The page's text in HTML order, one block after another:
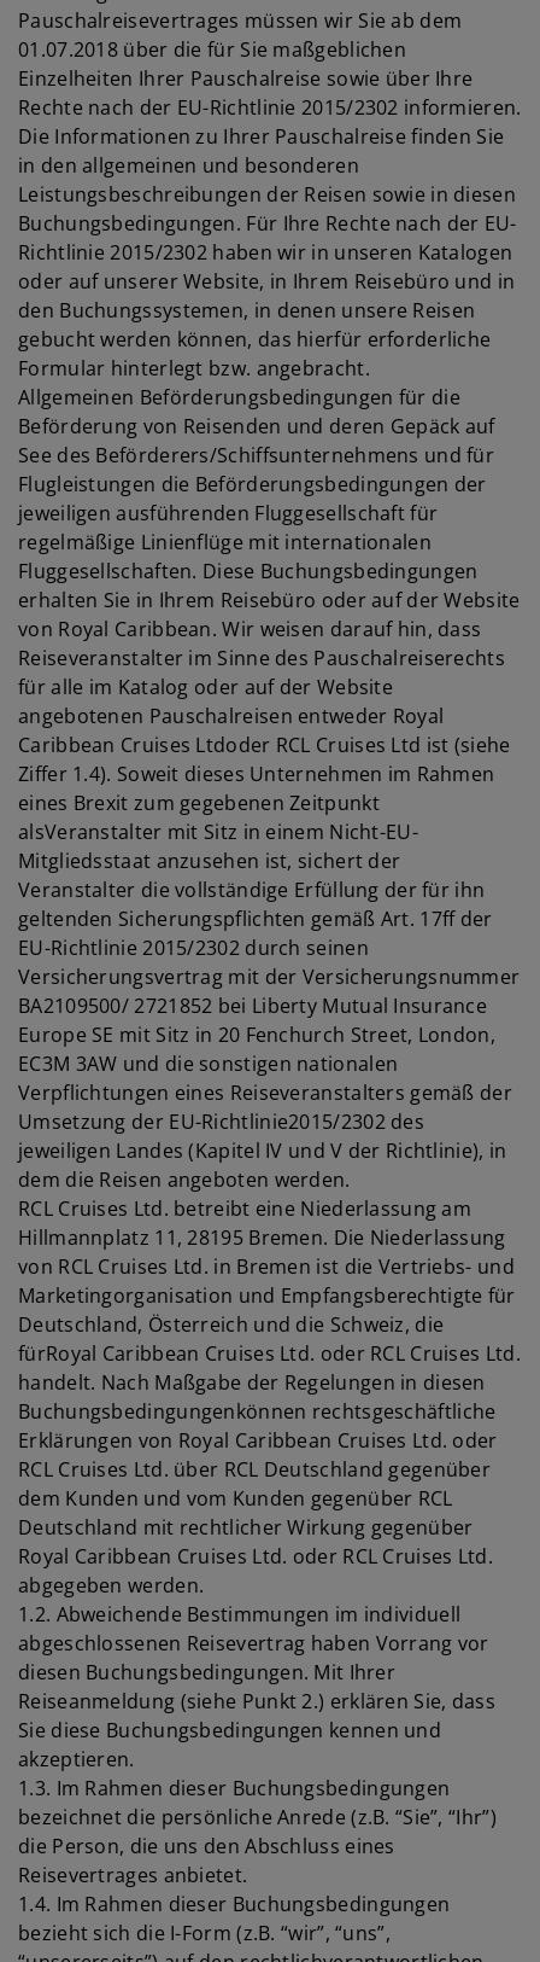
Pauschalreisevertrages müssen wir Sie ab dem
01.07.2018 über die für Sie maßgeblichen
Einzelheiten Ihrer Pauschalreise sowie über Ihre
Rechte nach der EU-Richtlinie 2015/2302 informieren.
Die Informationen zu Ihrer Pauschalreise finden Sie
in den allgemeinen und besonderen
Leistungsbeschreibungen der Reisen sowie in diesen
Buchungsbedingungen. Für Ihre Rechte nach der EU-
Richtlinie 2015/2302 haben wir in unseren Katalogen
oder auf unserer Website, in Ihrem Reisebüro und in
den Buchungssystemen, in denen unsere Reisen
gebucht werden können, das hierfür erforderliche
Formular hinterlegt bzw. angebracht.
Allgemeinen Beförderungsbedingungen für die
Beförderung von Reisenden und deren Gepäck auf
See des Beförderers/Schiffsunternehmens und für
Flugleistungen die Beförderungsbedingungen der
jeweiligen ausführenden Fluggesellschaft für
regelmäßige Linienflüge mit internationalen
Fluggesellschaften. Diese Buchungsbedingungen
erhalten Sie in Ihrem Reisebüro oder auf der Website
von Royal Caribbean. Wir weisen darauf hin, dass
Reiseveranstalter im Sinne des Pauschalreiserechts
für alle im Katalog oder auf der Website
angebotenen Pauschalreisen entweder Royal
Caribbean Cruises Ltdoder RCL Cruises Ltd ist (siehe
Ziffer 1.4). Soweit dieses Unternehmen im Rahmen
eines Brexit zum gegebenen Zeitpunkt
alsVeranstalter mit Sitz in einem Nicht-EU-
Mitgliedsstaat anzusehen ist, sichert der
Veranstalter die vollständige Erfüllung der für ihn
geltenden Sicherungspflichten gemäß Art. 17ff der
EU-Richtlinie 2015/2302 durch seinen
Versicherungsvertrag mit der Versicherungsnummer
BA2109500/ 2721852 bei Liberty Mutual Insurance
Europe SE mit Sitz in 20 Fenchurch Street, London,
EC3M 3AW und die sonstigen nationalen
Verpflichtungen eines Reiseveranstalters gemäß der
Umsetzung der EU-Richtlinie2015/2302 des
jeweiligen Landes (Kapitel IV und V der Richtlinie), in
dem die Reisen angeboten werden.
RCL Cruises Ltd. betreibt eine Niederlassung am
Hillmannplatz 11, 28195 Bremen. Die Niederlassung
von RCL Cruises Ltd. in Bremen ist die Vertriebs- und
Marketingorganisation und Empfangsberechtigte für
Deutschland, Österreich und die Schweiz, die
fürRoyal Caribbean Cruises Ltd. oder RCL Cruises Ltd.
handelt. Nach Maßgabe der Regelungen in diesen
Buchungsbedingungenkönnen rechtsgeschäftliche
Erklärungen von Royal Caribbean Cruises Ltd. oder
RCL Cruises Ltd. über RCL Deutschland gegenüber
dem Kunden und vom Kunden gegenüber RCL
Deutschland mit rechtlicher Wirkung gegenüber
Royal Caribbean Cruises Ltd. oder RCL Cruises Ltd.
abgegeben werden.
1.2. Abweichende Bestimmungen im individuell
abgeschlossenen Reisevertrag haben Vorrang vor
diesen Buchungsbedingungen. Mit Ihrer
Reiseanmeldung (siehe Punkt 2.) erklären Sie, dass
Sie diese Buchungsbedingungen kennen und
akzeptieren.
1.3. Im Rahmen dieser Buchungsbedingungen
bezeichnet die persönliche Anrede (z.B. “Sie”, “Ihr”)
die Person, die uns den Abschluss eines
Reisevertrages anbietet.
1.4. Im Rahmen dieser Buchungsbedingungen
bezieht sich die I-Form (z.B. “wir”, “uns”,